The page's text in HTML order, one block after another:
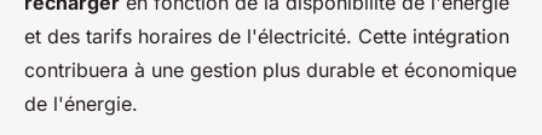
et des tarifs horaires de l'électricité. Cette intégration
contribuera à une gestion plus durable et économique
de l'énergie.